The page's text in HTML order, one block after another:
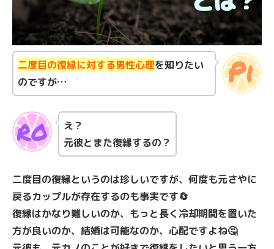
二度目の復縁に対する男性心理を知りたい
のですが…
え？
元彼とまた復縁するの？
二度目の復縁というのは珍しいですが、何度も元さやに
戻るカップルが存在するのも事実です🔄
復縁はかなり難しいのか、もっと長く冷却期間を置いた
方が良いのか、結婚は可能なのか、心配ですよね🤔